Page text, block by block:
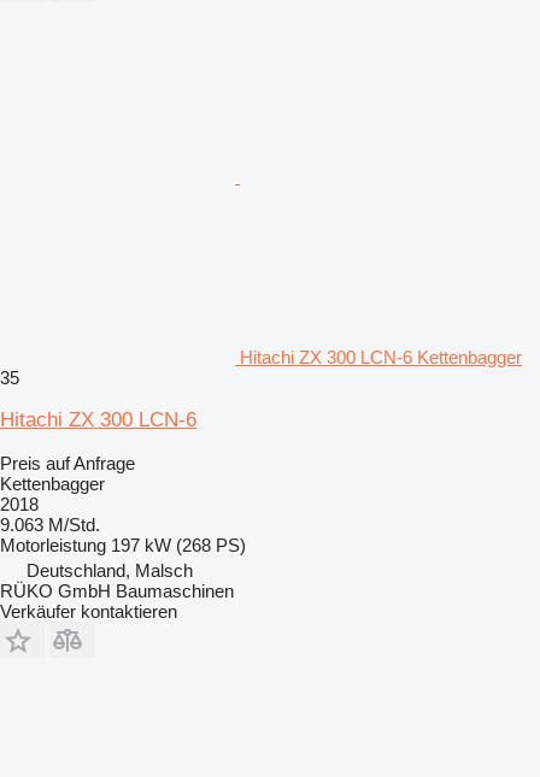
Hitachi ZX 300 LCN-6 Kettenbagger
35
Hitachi ZX 300 LCN-6
Preis auf Anfrage
Kettenbagger
2018
9.063 M/Std.
Motorleistung 197 kW (268 PS)
Deutschland, Malsch
RÜKO GmbH Baumaschinen
Verkäufer kontaktieren